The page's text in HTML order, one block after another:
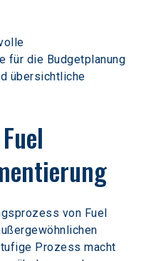
für die Budgetplanung
übersichtliche
von Fuel
Prozess macht